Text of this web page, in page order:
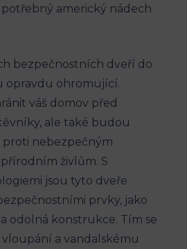
americký nádech
bezpečnostních dveří do
opravdu ohromující.
váš domov před
ale také budou
proti nebezpečným
živlům. S
jsou tyto dveře
prvky, jako
odolná konstrukce. Tím se
a vandalskému